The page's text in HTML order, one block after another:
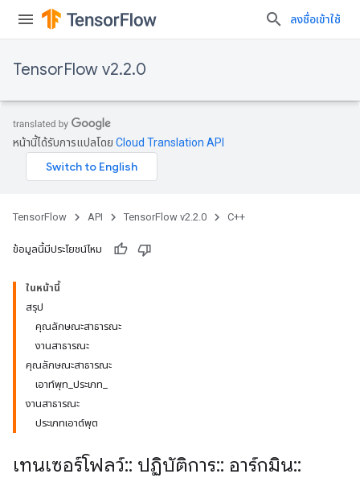
ลงชื่อเข้าใช้
TensorFlow v2.2.0
หน้านี้ได้รับการแปลโดย Cloud Translation API
TensorFlow API TensorFlow v2.2.0 C++
ข้อมูลนี้มีประโยชน์ไหม
ในหน้านี้
สรุป
คุณลักษณะสาธารณะ
งานสาธารณะ
คุณลักษณะสาธารณะ
เอาท์พุท_ประเภท_
งานสาธารณะ
ประเภทเอาต์พุต
เทนเซอร์โฟลว์:: ปฏิบัติการ:: อาร์กมิน::